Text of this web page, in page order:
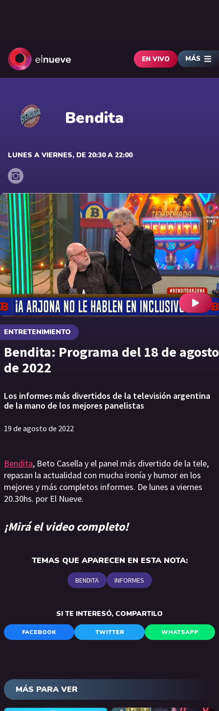
EN VIVO MÁS
Bendita
LUNES A VIERNES, DE 20:30 A 22:00
ENTRETENIMIENTO
Bendita: Programa del 18 de agosto
de 2022
Los informes más divertidos de la televisión argentina
de la mano de los mejores panelistas
19 de agosto de 2022
Bendita, Beto Casella y el panel más divertido de la tele,
repasan la actualidad con mucha ironía y humor en los
mejores y más completos informes. De lunes a viernes
20.30hs. por El Nueve.
¡Mirá el video completo!
TEMAS QUE APARECEN EN ESTA NOTA:
BENDITA INFORMES
SI TE INTERESÓ, COMPARTILO
FACEBOOK TWITTER WHATSAPP
MÁS PARA VER